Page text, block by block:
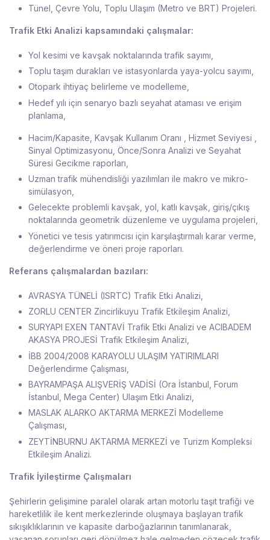
Tünel, Çevre Yolu, Toplu Ulaşım (Metro ve BRT) Projeleri.
Trafik Etki Analizi kapsamındaki çalışmalar:
Yol kesimi ve kavşak noktalarında trafik sayımı,
Toplu taşım durakları ve istasyonlarda yaya-yolcu sayımı,
Otopark ihtiyaç belirleme ve modelleme,
Hedef yılı için senaryo bazlı seyahat ataması ve erişim
planlama,
Hacim/Kapasite, Kavşak Kullanım Oranı , Hizmet Seviyesi ,
Sinyal Optimizasyonu, Önce/Sonra Analizi ve Seyahat
Süresi Gecikme raporları,
Uzman trafik mühendisliği yazılımları ile makro ve mikro-
simülasyon,
Gelecekte problemli kavşak, yol, katlı kavşak, giriş/çıkış
noktalarında geometrik düzenleme ve uygulama projeleri,
Yönetici ve tesis yatırımcısı için karşılaştırmalı karar verme,
değerlendirme ve öneri proje raporları.
Referans çalışmalardan bazıları:
AVRASYA TÜNELİ (ISRTC) Trafik Etki Analizi,
ZORLU CENTER Zincirlikuyu Trafik Etkileşim Analizi,
SURYAPI EXEN TANTAVİ Trafik Etki Analizi ve ACIBADEM
AKASYA PROJESİ Trafik Etkileşim Analizi,
İBB 2004/2008 KARAYOLU ULAŞIM YATIRIMLARI
Değerlendirme Çalışması,
BAYRAMPAŞA ALIŞVERİŞ VADİSİ (Ora İstanbul, Forum
İstanbul, Mega Center) Ulaşım Etki Analizi,
MASLAK ALARKO AKTARMA MERKEZİ Modelleme
Çalışması,
ZEYTİNBURNU AKTARMA MERKEZİ ve Turizm Kompleksi
Etkileşim Analizi.
Trafik İyileştirme Çalışmaları
Şehirlerin gelişimine paralel olarak artan motorlu taşıt trafiği ve
hareketlilik ile kent merkezlerinde oluşmaya başlayan trafik
sıkışıklıklarının ve kapasite darboğazlarının tanımlanarak,